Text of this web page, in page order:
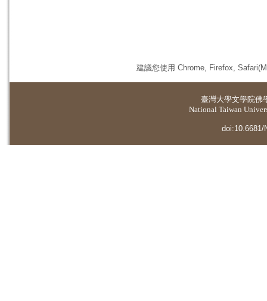
建議您使用 Chrome, Firefox,
臺灣大學文學院佛
National Taiwan
doi:10.6681/